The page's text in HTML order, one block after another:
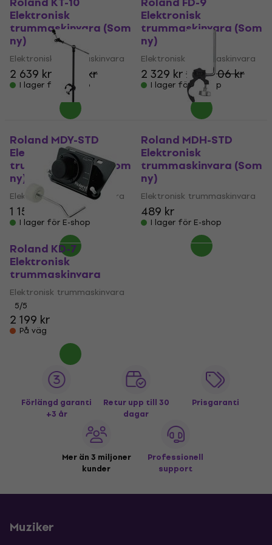
Elektronisk
trummaskinvara (Som
ny)
Elektronisk trummaskinvara
2 639 kr 2 689 kr
I lager för E-shop
Elektronisk
trummaskinvara (Som
ny)
Elektronisk trummaskinvara
2 329 kr2 353,06 kr
I lager för E-shop
Roland MDY-STD
Elektronisk
trummaskinvara (Som
ny)
Elektronisk trummaskinvara
1 159 kr 1 195,38 kr
I lager för E-shop
Roland MDH-STD
Elektronisk
trummaskinvara (Som
ny)
Elektronisk trummaskinvara
489 kr
I lager för E-shop
Roland KD-7
Elektronisk
trummaskinvara
Elektronisk trummaskinvara
5/5
2 199 kr
På väg
Förlängd garanti
+3 år
Retur upp till 30
dagar
Prisgaranti
Mer än 3 miljoner
kunder
Professionell
support
Muziker